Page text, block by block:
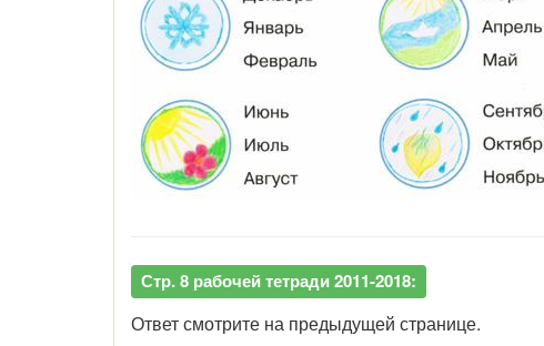
Стр. 8 рабочей тетради 2011-2018:
Ответ смотрите на предыдущей странице.